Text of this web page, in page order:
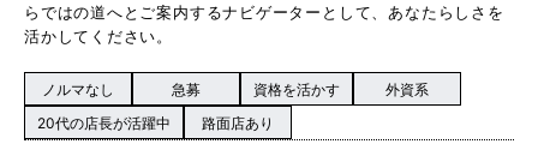
らではの道へとご案内するナビゲーターとして、あなたらしさを
活かしてください。
ノルマなし 急募 資格を活かす
外資系
20代の店長が活躍中
路面店あり